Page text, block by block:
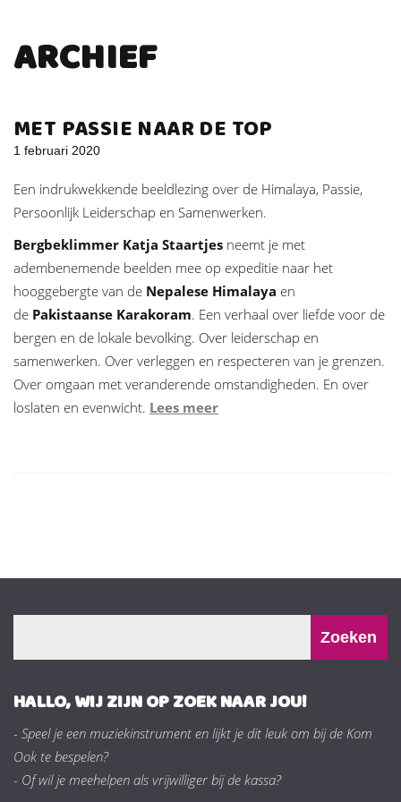
ARCHIEF
MET PASSIE NAAR DE TOP
1 februari 2020
Een indrukwekkende beeldlezing over de Himalaya, Passie,
Persoonlijk Leiderschap en Samenwerken.
Bergbeklimmer Katja Staartjes neemt je met
adembenemende beelden mee op expeditie naar het
hooggebergte van de Nepalese Himalaya en
de Pakistaanse Karakoram. Een verhaal over liefde voor de
bergen en de lokale bevolking. Over leiderschap en
samenwerken. Over verleggen en respecteren van je grenzen.
Over omgaan met veranderende omstandigheden. En over
loslaten en evenwicht. Lees meer
HALLO, WIJ ZIJN OP ZOEK NAAR JOU!
- Speel je een muziekinstrument en lijkt je dit leuk om bij de Kom
Ook te bespelen?
- Of wil je meehelpen als vrijwilliger bij de kassa?